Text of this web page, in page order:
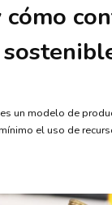
un modelo de
el uso de